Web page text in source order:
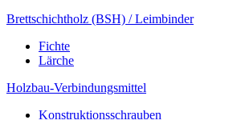
Brettschichtholz (BSH) / Leimbinder
Fichte
Lärche
Holzbau-Verbindungsmittel
Konstruktionsschrauben